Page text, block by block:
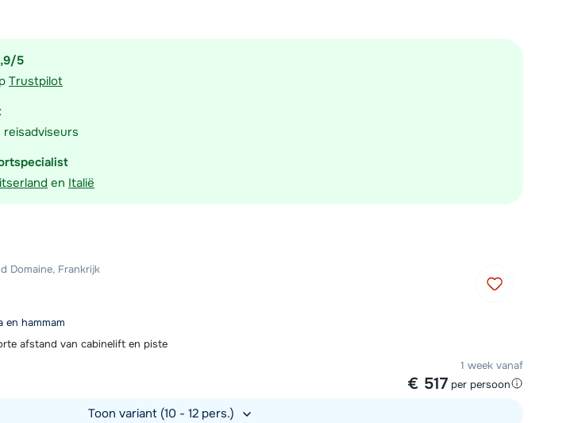
5
Trustpilot
en Italië
Domaine, Frankrijk
en hammam
afstand van cabinelift en piste
1 week vanaf
€ 517 per persoon
Toon variant (10 - 12 pers.)